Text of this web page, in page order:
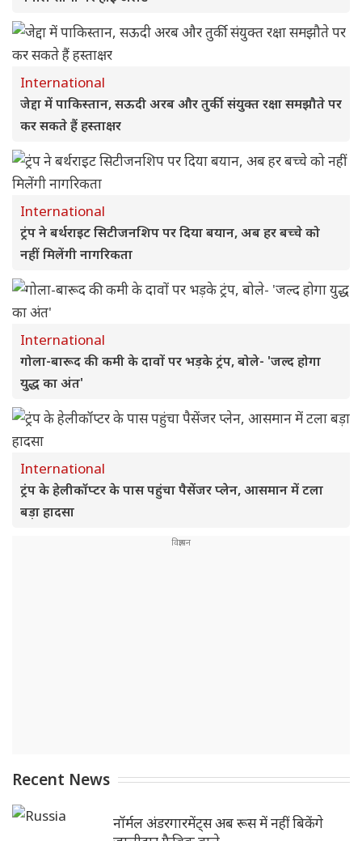
International
जेद्दा में पाकिस्तान, सऊदी अरब और तुर्की संयुक्त रक्षा समझौते पर
कर सकते हैं हस्ताक्षर
International
ट्रंप ने बर्थराइट सिटीजनशिप पर दिया बयान, अब हर बच्चे को
नहीं मिलेंगी नागरिकता
International
गोला-बारूद की कमी के दावों पर भड़के ट्रंप, बोले- 'जल्द होगा
युद्ध का अंत'
International
ट्रंप के हेलीकॉप्टर के पास पहुंचा पैसेंजर प्लेन, आसमान में टला
बड़ा हादसा
Recent News
नॉर्मल अंडरगारमेंट्स अब रूस में नहीं बिकेंगे